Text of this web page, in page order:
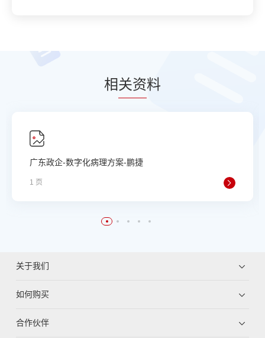
相关资料
广东政企-数字化病理方案-鹏捷
1 页
关于我们
如何购买
合作伙伴